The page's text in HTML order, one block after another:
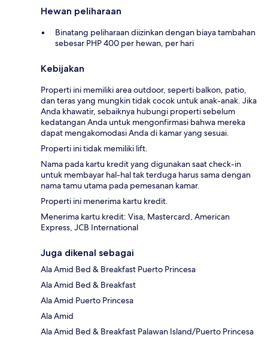
Hewan peliharaan
Binatang peliharaan diizinkan dengan biaya tambahan
sebesar PHP 400 per hewan, per hari
Kebijakan
Properti ini memiliki area outdoor, seperti balkon, patio,
dan teras yang mungkin tidak cocok untuk anak-anak. Jika
Anda khawatir, sebaiknya hubungi properti sebelum
kedatangan Anda untuk mengonfirmasi bahwa mereka
dapat mengakomodasi Anda di kamar yang sesuai.
Properti ini tidak memiliki lift.
Nama pada kartu kredit yang digunakan saat check-in
untuk membayar hal-hal tak terduga harus sama dengan
nama tamu utama pada pemesanan kamar.
Properti ini menerima kartu kredit.
Menerima kartu kredit: Visa, Mastercard, American
Express, JCB International
Juga dikenal sebagai
Ala Amid Bed & Breakfast Puerto Princesa
Ala Amid Bed & Breakfast
Ala Amid Puerto Princesa
Ala Amid
Ala Amid Bed & Breakfast Palawan Island/Puerto Princesa